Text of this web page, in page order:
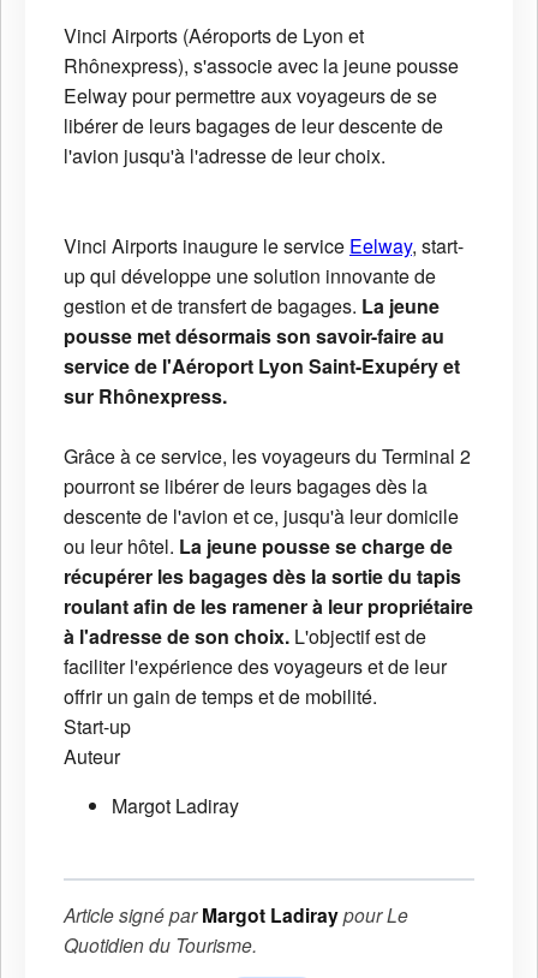
Vinci Airports (Aéroports de Lyon et
Rhônexpress), s'associe avec la jeune pousse
Eelway pour permettre aux voyageurs de se
libérer de leurs bagages de leur descente de
l'avion jusqu'à l'adresse de leur choix.
Vinci Airports inaugure le service Eelway, start-
up qui développe une solution innovante de
gestion et de transfert de bagages. La jeune
pousse met désormais son savoir-faire au
service de l'Aéroport Lyon Saint-Exupéry et
sur Rhônexpress.
Grâce à ce service, les voyageurs du Terminal 2
pourront se libérer de leurs bagages dès la
descente de l'avion et ce, jusqu'à leur domicile
ou leur hôtel. La jeune pousse se charge de
récupérer les bagages dès la sortie du tapis
roulant afin de les ramener à leur propriétaire
à l'adresse de son choix. L'objectif est de
faciliter l'expérience des voyageurs et de leur
offrir un gain de temps et de mobilité.
Start-up
Auteur
Margot Ladiray
Article signé parMargot LadiraypourLe
Quotidien du Tourisme.